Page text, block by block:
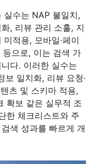
실수는 NAP 불일치,
, 리뷰 관리 소홀, 지
적용, 모바일·페이
으로, 이는 검색 가
다. 이러한 실수는
보 일치화, 리뷰 요청·
츠 및 스키마 적용,
확보 같은 실무적 조
한 체크리스트와 주
색 성과를 빠르게 개